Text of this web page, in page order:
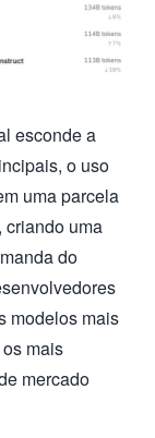
esconde a
o uso
uma parcela
criando uma
do
modelos mais
mais
mercado